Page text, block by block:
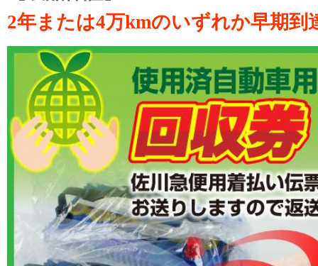
2年または4万kmのいずれか早期到